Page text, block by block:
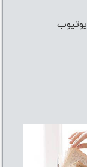
یوتیوب